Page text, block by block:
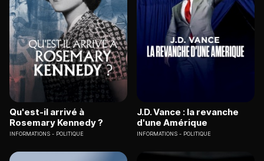
Qu'est-il arrivé à
Rosemary Kennedy ?
INFORMATIONS POLITIQUE
J.D. Vance : la revanche
d'une Amérique
INFORMATIONS POLITIQUE